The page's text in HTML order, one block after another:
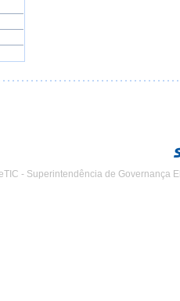
- Superintendência de Governança